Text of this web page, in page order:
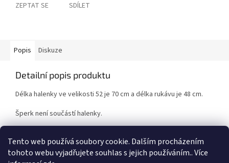
Tento web používá soubory cookie. Dalším procházením
tohoto webu vyjadřujete souhlas s jejich používáním.. Více
ZEPTAT SE SDÍLET
Popis Diskuze
Detailní popis produktu
Délka halenky ve velikosti 52 je 70 cm a délka rukávu je 48 cm.
Šperk není součástí halenky.